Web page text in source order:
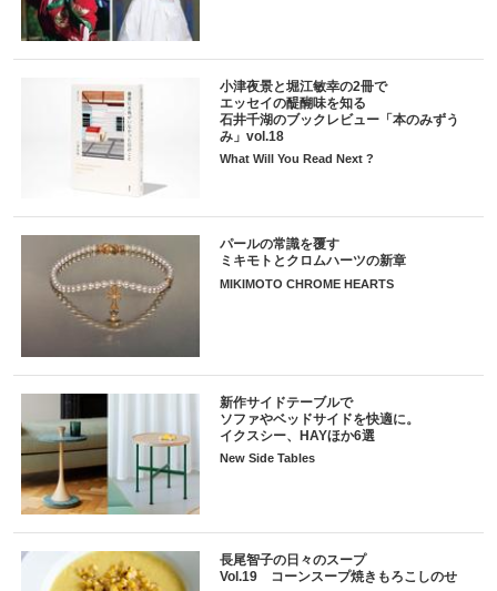
小津夜景と堀江敏幸の2冊で
エッセイの醍醐味を知る
石井千湖のブックレビュー「本のみずう
み」vol.18
What Will You Read Next ?
パールの常識を覆す
ミキモトとクロムハーツの新章
MIKIMOTO CHROME HEARTS
新作サイドテーブルで
ソファやベッドサイドを快適に。
イクスシー、HAYほか6選
New Side Tables
長尾智子の日々のスープ
Vol.19 コーンスープ焼きもろこしのせ